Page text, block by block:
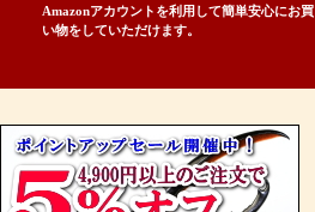
Amazonアカウントを利用して簡単安心にお買
い物をしていただけます。